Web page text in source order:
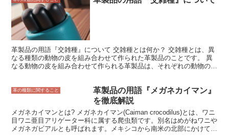
ピュラーな部位の革であり、革製品の定番素材として知られていま
す。
革製品の用語『交雑種』について 交雑種とは何か？ 交雑種とは、異
なる種類の動物の皮を組み合わせて作られた革製品のことです。 異
なる動物の皮を組み合わせて作られる革製品は、それぞれの動物の持
は人気のある素材となっており、さまざまなアイテムに使用されてい
羊革と山羊革を組み合わせた革製品などがあります。
革の種類に関すること
革製品の用語『メガネカイマン』
を徹底解説
メガネカイマンとは? メガネカイマン(Caiman crocodilus)とは、ワニ
目ワニ亜目アリゲーター科に属する爬虫類です。別名はめがねワニや
メガネガビアルとも呼ばれます。メキシコから南米の北部にかけて生